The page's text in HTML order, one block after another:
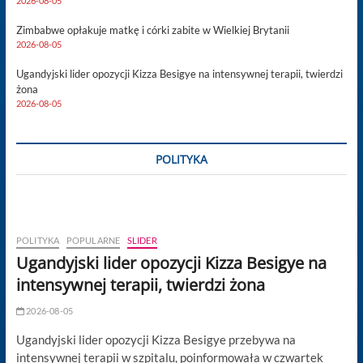
Zimbabwe opłakuje matkę i córki zabite w Wielkiej Brytanii
2026-08-05
Ugandyjski lider opozycji Kizza Besigye na intensywnej terapii, twierdzi
żona
2026-08-05
POLITYKA
POLITYKA POPULARNE SLIDER
Ugandyjski lider opozycji Kizza Besigye na
intensywnej terapii, twierdzi żona
2026-08-05
Ugandyjski lider opozycji Kizza Besigye przebywa na
intensywnej terapii w szpitalu, poinformowała w czwartek